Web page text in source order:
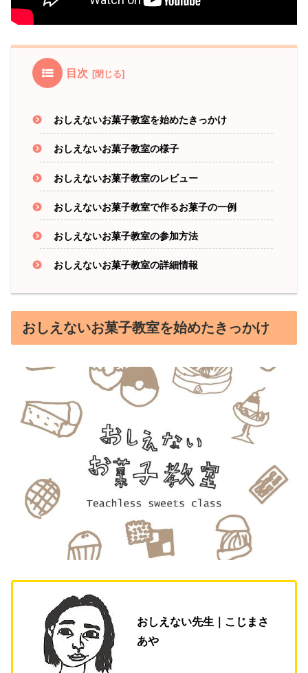
目次
おしえないお菓子教室を始めたきっかけ
おしえないお菓子教室の様子
おしえないお菓子教室のレビュー
おしえないお菓子教室で作るお菓子の一例
おしえないお菓子教室の参加方法
おしえないお菓子教室の詳細情報
おしえないお菓子教室を始めたきっかけ
おしえない先生｜こじまさ
あや